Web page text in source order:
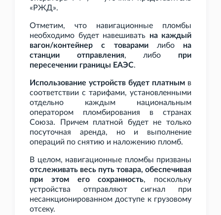
«РЖД».
Отметим, что навигационные пломбы
необходимо будет навешивать на каждый
вагон/контейнер с товарамилибо на
станции отправления, либо при
пересечении границы ЕАЭС.
Использование устройств будет платным в
соответствии с тарифами, установленными
отдельно каждым национальным
оператором пломбирования в странах
Союза. Причем платной будет не только
посуточная аренда, но и выполнение
операций по снятию и наложению пломб.
В целом, навигационные пломбы призваны
отслеживать весь путь товара, обеспечивая
при этом его сохранность, поскольку
устройства отправляют сигнал при
несанкционированном доступе к грузовому
отсеку.